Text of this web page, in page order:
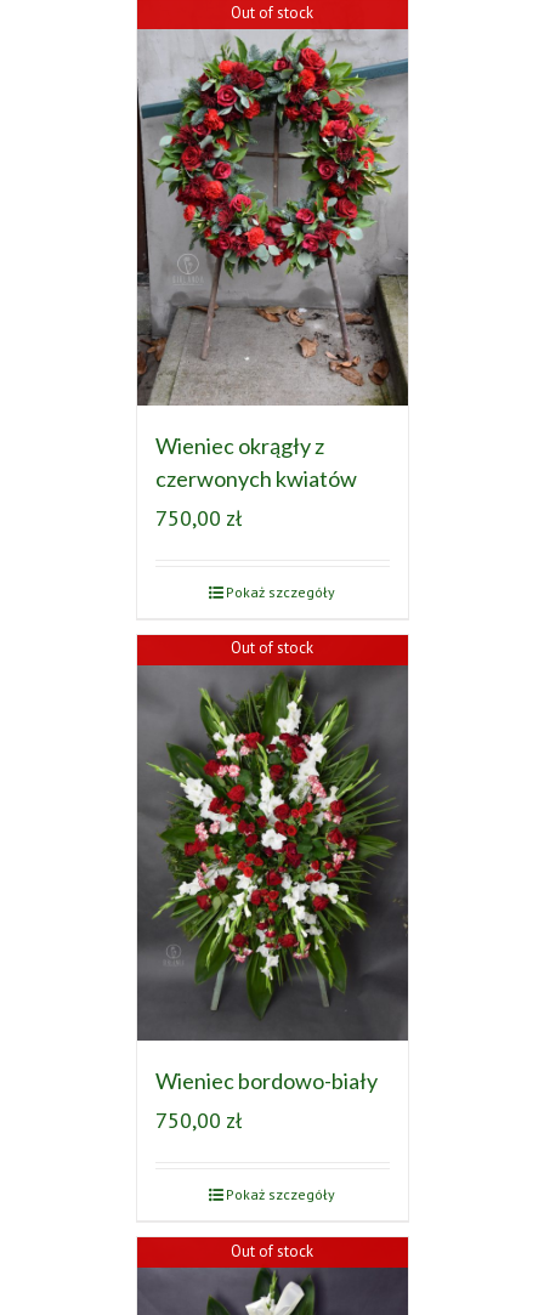
Out of stock
Wieniec okrągły z
czerwonych kwiatów
750,00 zł
Pokaż szczegóły
Out of stock
Wieniec bordowo-biały
750,00 zł
Pokaż szczegóły
Out of stock